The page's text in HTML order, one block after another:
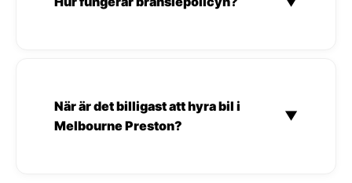
När är det billigast att hyra bil i
Melbourne Preston?
▼